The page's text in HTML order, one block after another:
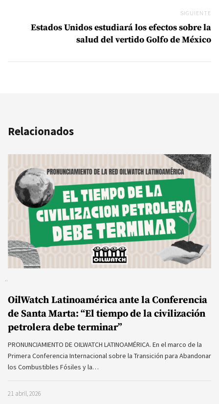
SIGUIENTE
Estados Unidos estudiará los efectos sobre la
salud del vertido Golfo de México
Relacionados
OilWatch Latinoamérica ante la Conferencia
de Santa Marta: “El tiempo de la civilización
petrolera debe terminar”
PRONUNCIAMIENTO DE OILWATCH LATINOAMÉRICA. En el marco de la
Primera Conferencia Internacional sobre la Transición para Abandonar
los Combustibles Fósiles y la…
21 abril, 2026